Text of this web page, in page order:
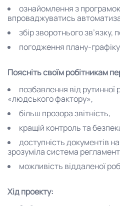
ознайомлення з
впроваджуватись
збір зворотнього
погодження плану-графіку
Поясніть своїм робітникам
позбавлення від рутинної
«людського фактору»,
більш прозора звітність,
кращій контроль та
доступність документів
зрозуміла система
можливість віддаленої
Хід проекту: